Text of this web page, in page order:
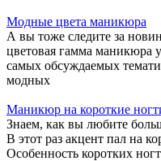
Модные цвета маникюра
А вы тоже следите за
цветовая гамма маникюра
самых обсуждаемых
модных
Маникюр на короткие
Знаем, как вы любите
В этот раз акцент пал на
Особенность коротких